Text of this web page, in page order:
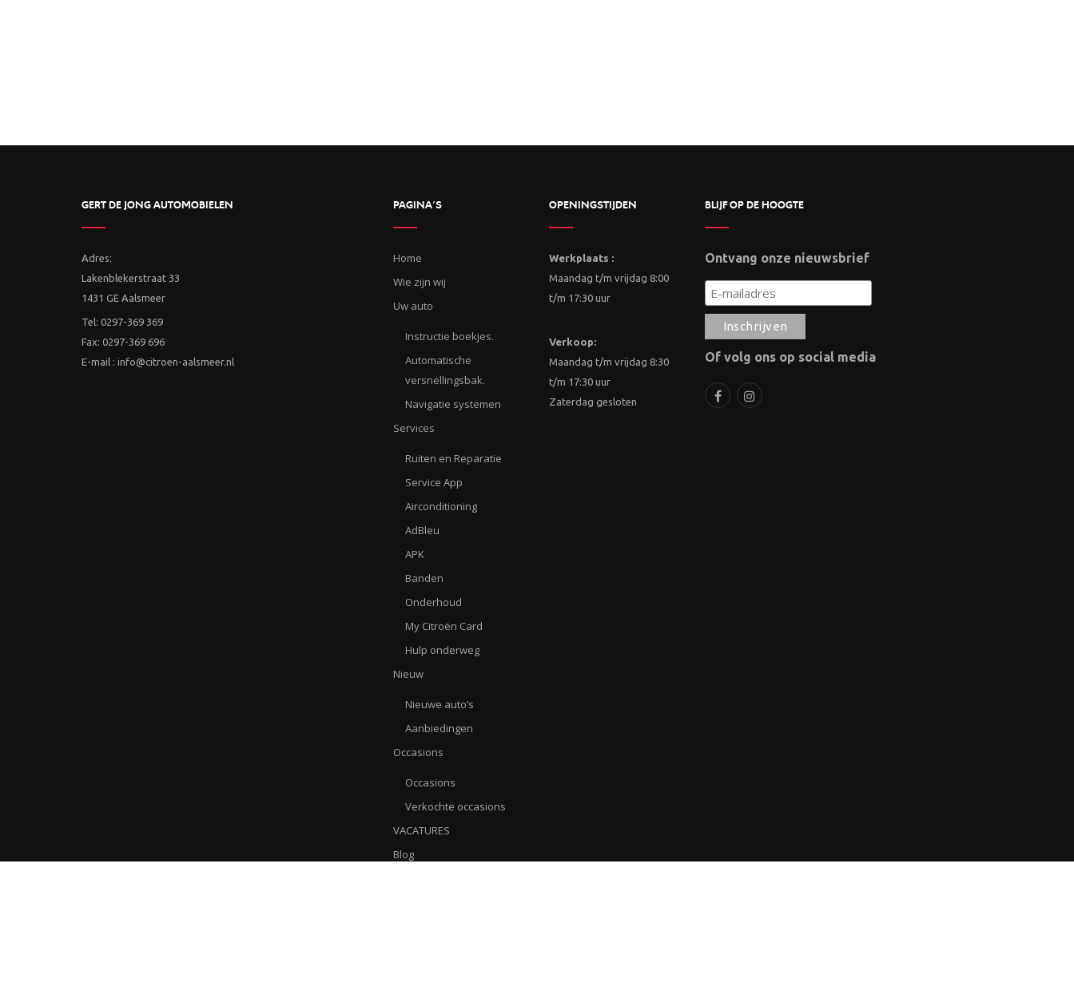
GERT DE JONG AUTOMOBIELEN
Adres:
Lakenblekerstraat 33
1431 GE Aalsmeer
Tel: 0297-369 369
Fax: 0297-369 696
E-mail : info@citroen-aalsmeer.nl
PAGINA’S
Home
Wie zijn wij
Uw auto
Instructie boekjes.
Automatische
versnellingsbak.
Navigatie systemen
Services
Ruiten en Reparatie
Service App
Airconditioning
AdBleu
APK
Banden
Onderhoud
My Citroën Card
Hulp onderweg
Nieuw
Nieuwe auto’s
Aanbiedingen
Occasions
Occasions
Verkochte occasions
VACATURES
Blog
OPENINGSTIJDEN
Werkplaats :
Maandag t/m vrijdag 8:00
t/m 17:30 uur
Verkoop:
Maandag t/m vrijdag 8:30
t/m 17:30 uur
Zaterdag gesloten
BLIJF OP DE HOOGTE
Ontvang onze nieuwsbrief
Of volg ons op social media